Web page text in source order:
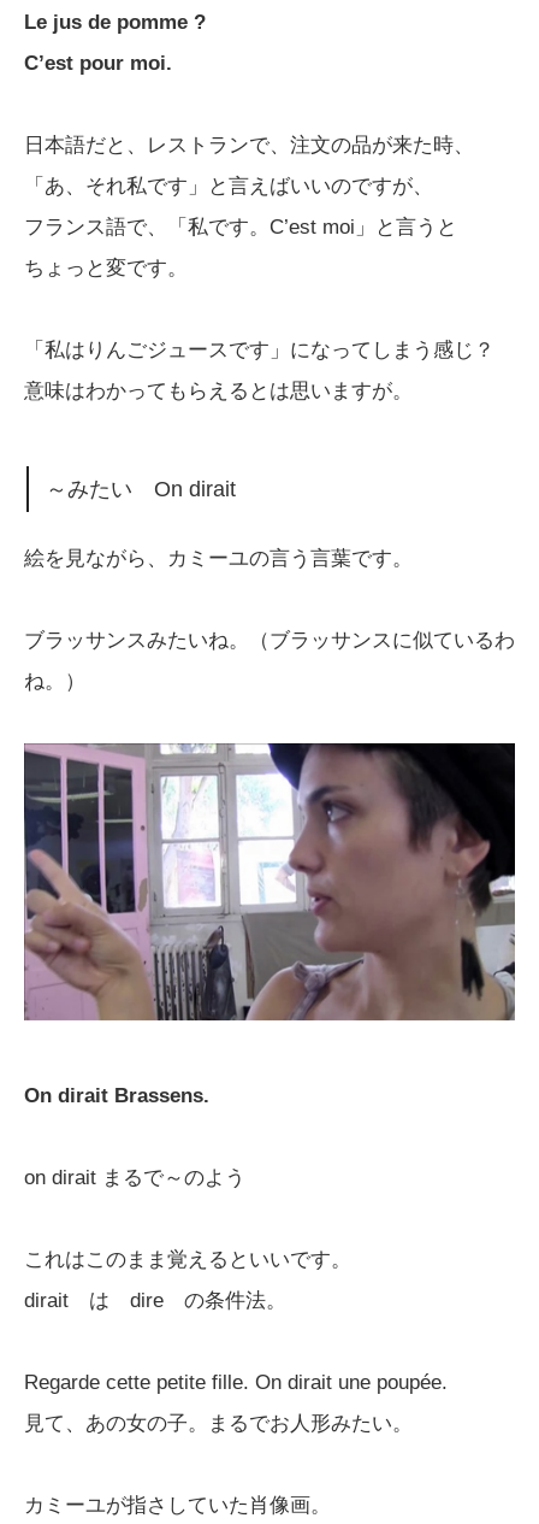
Le jus de pomme ?
C’est pour moi.
日本語だと、レストランで、注文の品が来た時、
「あ、それ私です」と言えばいいのですが、
フランス語で、「私です。C’est moi」と言うと
ちょっと変です。
「私はりんごジュースです」になってしまう感じ？
意味はわかってもらえるとは思いますが。
～みたい On dirait
絵を見ながら、カミーユの言う言葉です。
ブラッサンスみたいね。（ブラッサンスに似ているわ
ね。）
On dirait Brassens.
on dirait まるで～のよう
これはこのまま覚えるといいです。
dirait は dire の条件法。
Regarde cette petite fille. On dirait une poupée.
見て、あの女の子。まるでお人形みたい。
カミーユが指さしていた肖像画。